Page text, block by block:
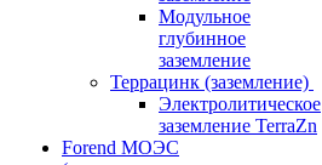
Модульное
глубинное
заземление
Террацинк (заземление)
Электролитическое
заземление TerraZn
Forend МОЭС